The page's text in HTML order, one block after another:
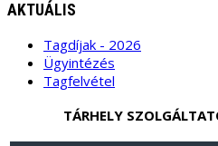
AKTUÁLIS
Tagdíjak - 2026
Ügyintézés
Tagfelvétel
TÁRHELY